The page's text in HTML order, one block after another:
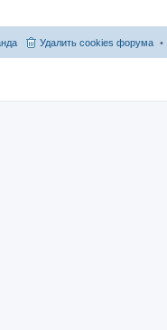
Удалить cookies форума